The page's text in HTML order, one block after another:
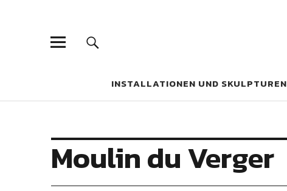
Bettina Bosch
INSTALLATIONEN UND SKULPTUREN
Moulin du Verger